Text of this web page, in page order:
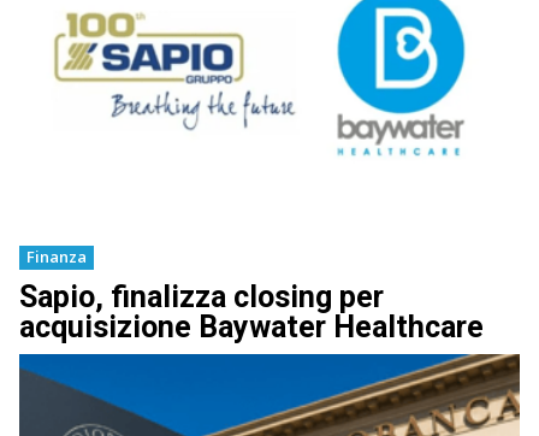
Finanza
Sapio, finalizza closing per
acquisizione Baywater Healthcare